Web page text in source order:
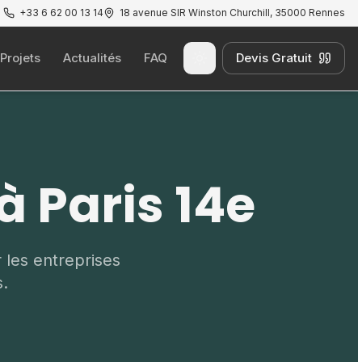
+33 6 62 00 13 14 18 avenue SIR Winston Churchill, 35000 Rennes
Projets Actualités FAQ Passer au thème clair
Devis Gratuit
Paris 14e
les entreprises